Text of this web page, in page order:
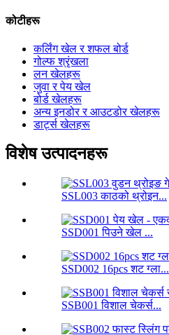
कोटीहरू
कर्लिंग खेल र शफल बोर्ड
गोल्फ श्रृंखला
लन खेलहरू
जुवा र पेय खेल
बोर्ड खेलहरू
अन्य इनडोर र आउटडोर खेलहरू
डार्ट्स खेलहरू
विशेष उत्पादनहरू
SSL003 काठको थ्रोइन...
SSD001 पिउने खेल ...
SSD002 16pcs शट ग्ला...
SSB001 विशाल चेकर्स...